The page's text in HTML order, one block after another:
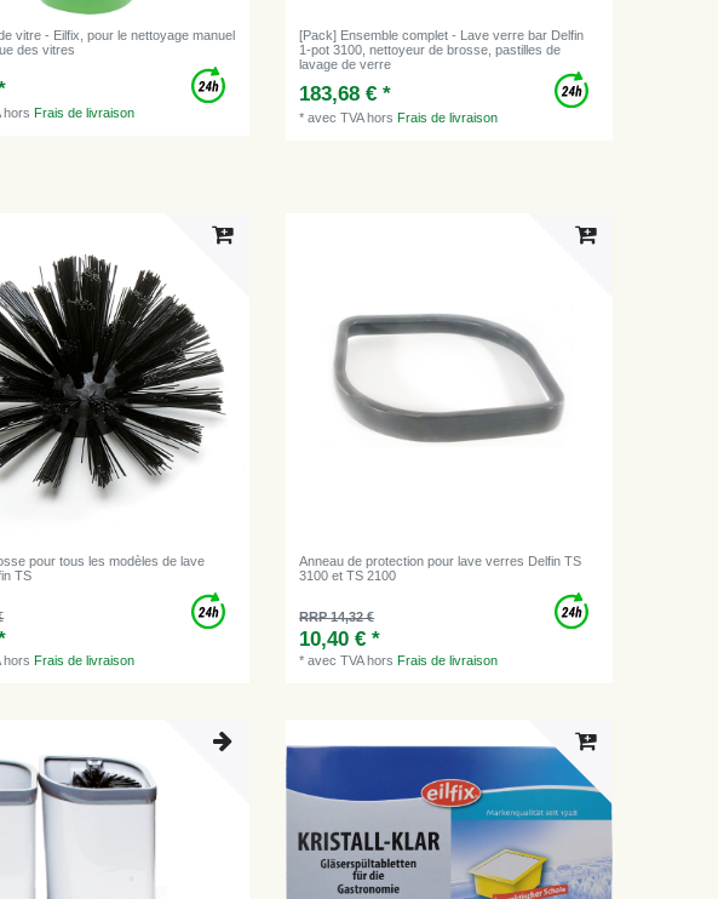
vitre - Eilfix, pour le nettoyage manuel
des vitres
horsFrais de livraison
[Pack] Ensemble complet - Lave verre bar Delfin
1-pot 3100, nettoyeur de brosse, pastilles de
lavage de verre
183,68 € *
*avec TVAhorsFrais de livraison
pour tous les modèles de lave
TS
horsFrais de livraison
Anneau de protection pour lave verres Delfin TS
3100 et TS 2100
RRP 14,32 €
10,40 € *
*avec TVAhorsFrais de livraison